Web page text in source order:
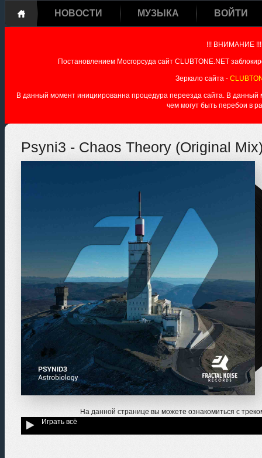
НОВОСТИ МУЗЫКА ВОЙТИ
!!! ВНИМАНИЕ !!!
Постановлением Мосгорсуда сайт CLUBTONE.NET
Зеркало сайта -
В данный момент инициированна процедура переезда сайта. В данный
чем могут быть перебои в
Psyni3 - Chaos Theory (Original
На данной странице вы можете ознакомиться с
Играть всё